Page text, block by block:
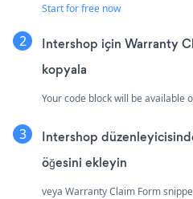
Start for free now
Intershop için Warranty
kopyala
Your code block will be available
Intershop
öğesini ekleyin
veya Warranty Claim Form